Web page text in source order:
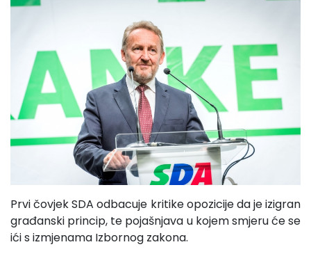
Prvi čovjek SDA odbacuje kritike opozicije da je izigran
građanski princip, te pojašnjava u kojem smjeru će se
ići s izmjenama Izbornog zakona.